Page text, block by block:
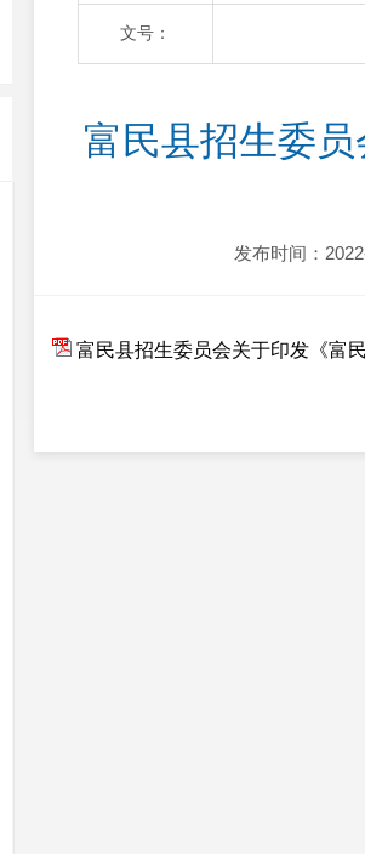
文号：
富民县招生委
发布时间：
富民县招生委员会关于印发《富